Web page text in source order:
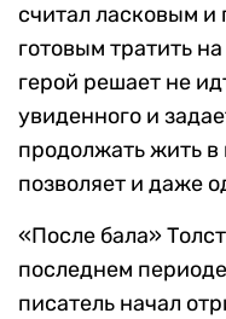
считал ласковым
готовым тратить
герой решает не
увиденного и
продолжать жить в
позволяет и даже
«После бала»
последнем
писатель начал